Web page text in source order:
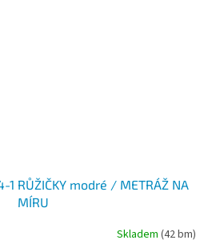
1 RŮŽIČKY modré / METRÁŽ NA
MÍRU
Skladem (42 bm)